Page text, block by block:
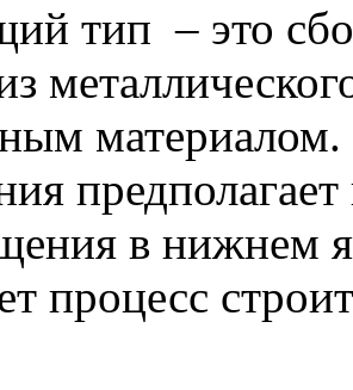
тип – это
материалом.
в нижнем
процесс